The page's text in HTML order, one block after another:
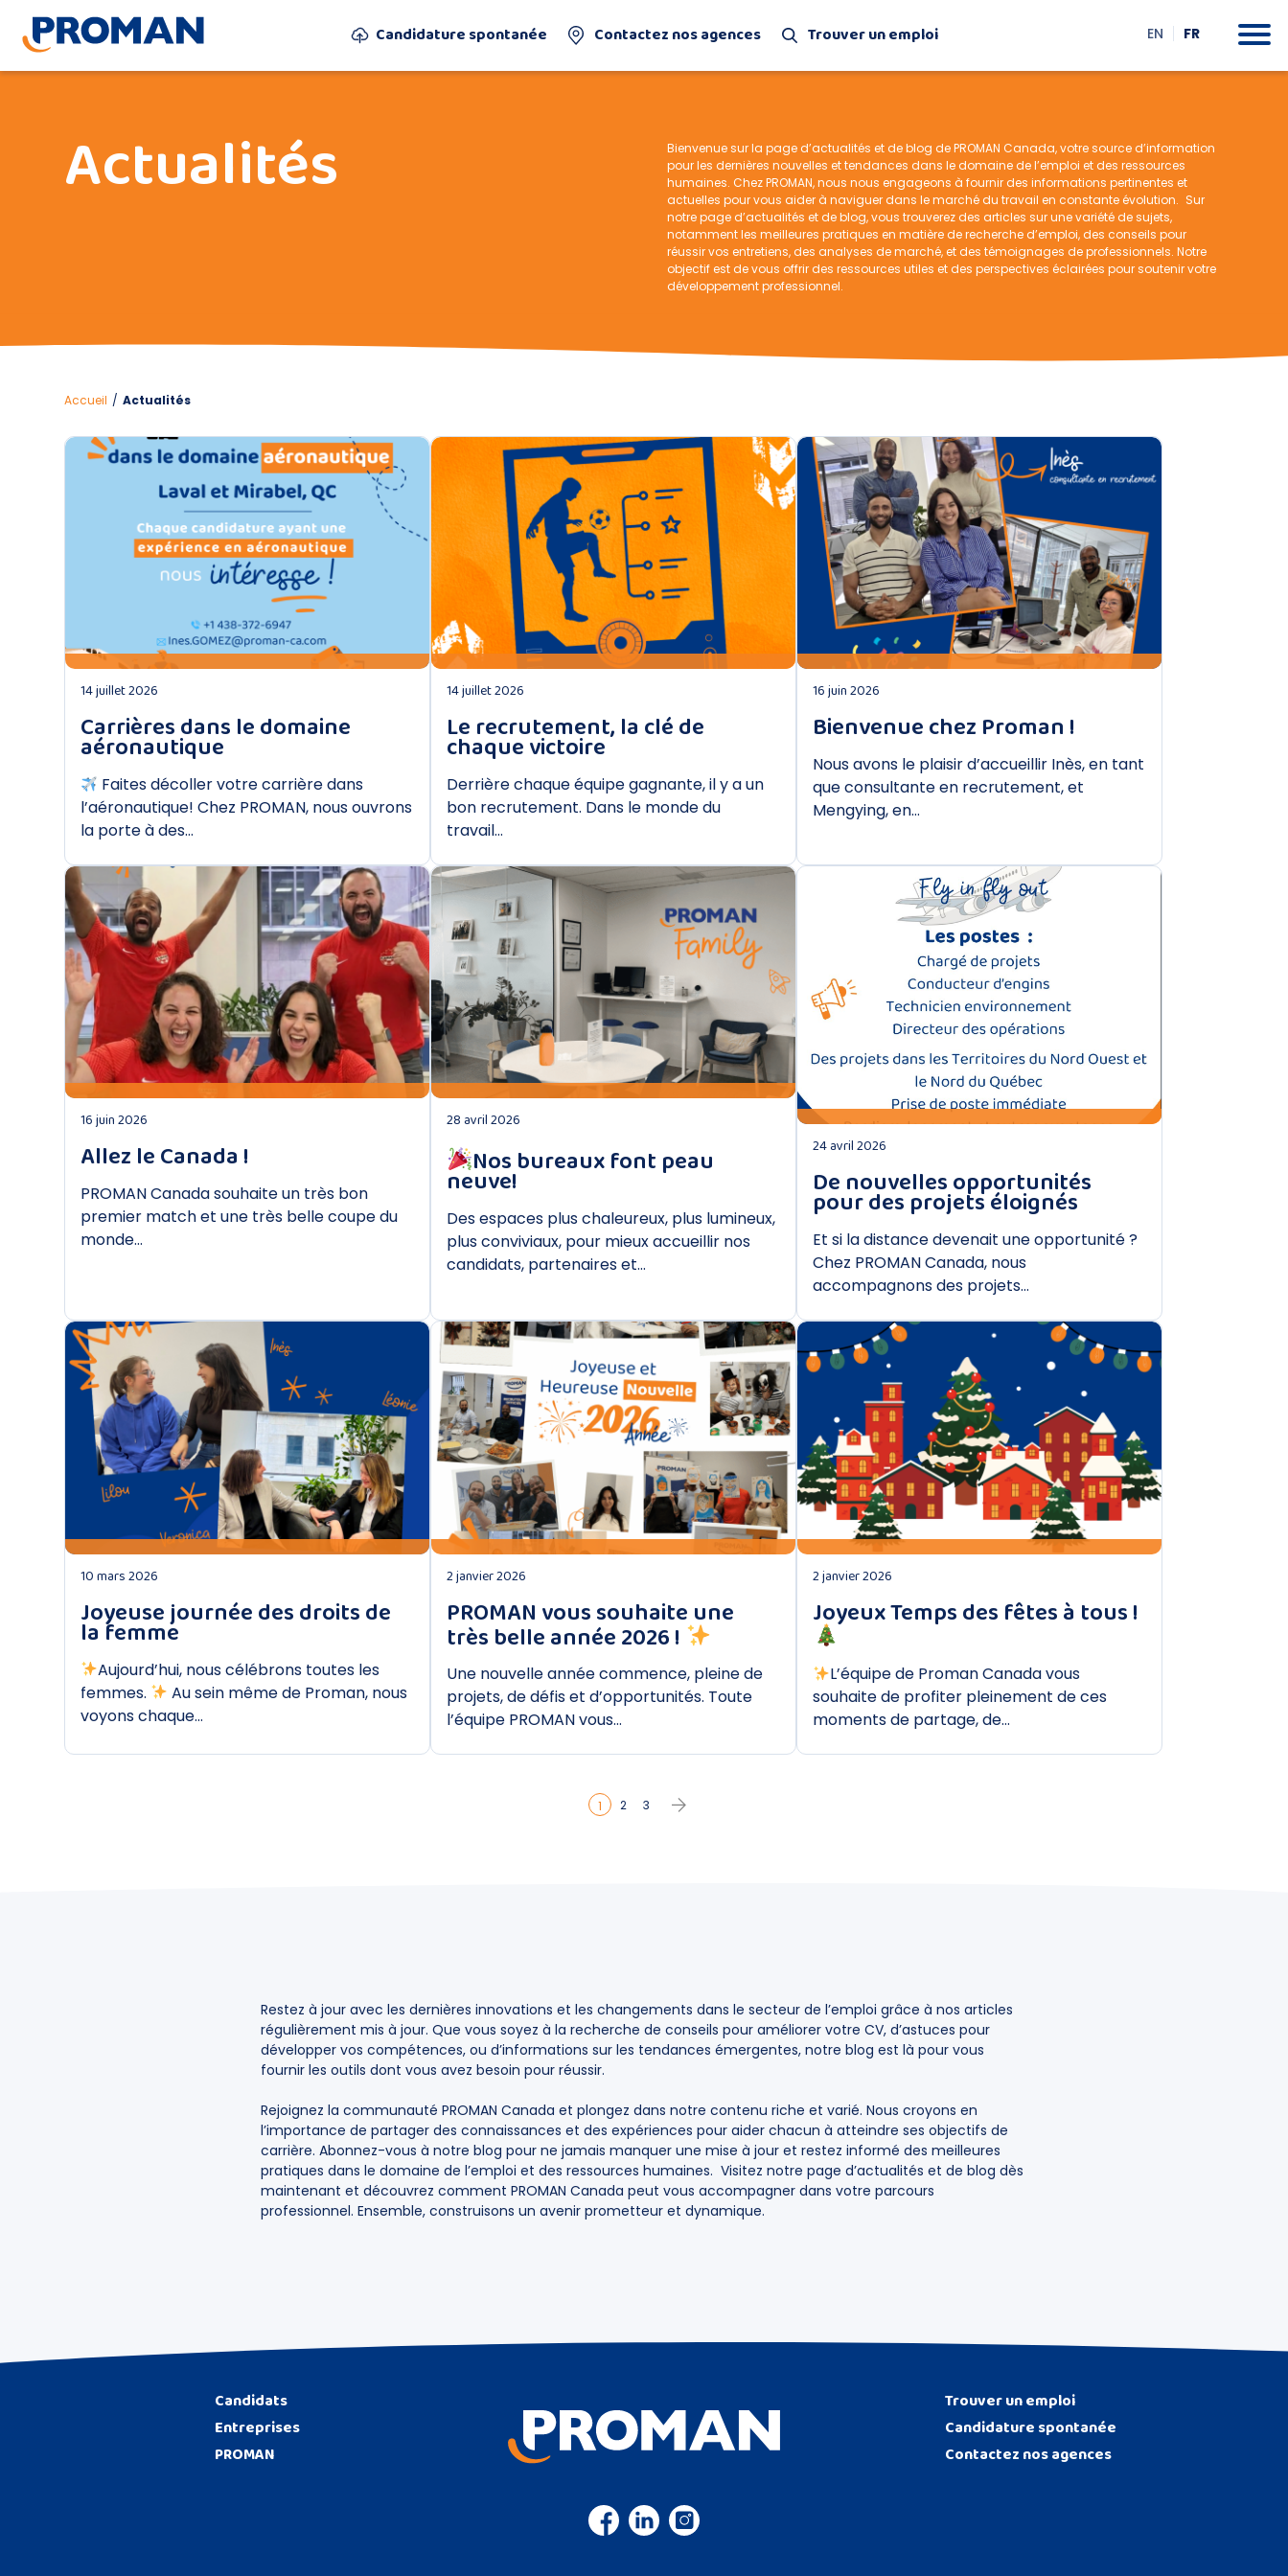
Candidature spontanée Contactez nos agences Trouver un emploi EN FR
Actualités
Bienvenue sur la page d’actualités et de blog de PROMAN Canada, votre source d’information
pour les dernières nouvelles et tendances dans le domaine de l’emploi et des ressources
humaines. Chez PROMAN, nous nous engageons à fournir des informations pertinentes et
actuelles pour vous aider à naviguer dans le marché du travail en constante évolution. Sur
notre page d’actualités et de blog, vous trouverez des articles sur une variété de sujets,
notamment les meilleures pratiques en matière de recherche d’emploi, des conseils pour
réussir vos entretiens, des analyses de marché, et des témoignages de professionnels. Notre
objectif est de vous offrir des ressources utiles et des perspectives éclairées pour soutenir votre
développement professionnel.
Accueil / Actualités
14 juillet 2026
Carrières dans le domaine
aéronautique
Faites décoller votre carrière dans
l’aéronautique! Chez PROMAN, nous ouvrons
la porte à des…
14 juillet 2026
Le recrutement, la clé de
chaque victoire
Derrière chaque équipe gagnante, il y a un
bon recrutement. Dans le monde du
travail…
16 juin 2026
Bienvenue chez Proman !
Nous avons le plaisir d’accueillir Inès, en tant
que consultante en recrutement, et
Mengying, en…
16 juin 2026
Allez le Canada !
PROMAN Canada souhaite un très bon
premier match et une très belle coupe du
monde…
28 avril 2026
Nos bureaux font peau
neuve!
Des espaces plus chaleureux, plus lumineux,
plus conviviaux, pour mieux accueillir nos
candidats, partenaires et…
24 avril 2026
De nouvelles opportunités
pour des projets éloignés
Et si la distance devenait une opportunité ?
Chez PROMAN Canada, nous
accompagnons des projets…
10 mars 2026
Joyeuse journée des droits de
la femme
Aujourd’hui, nous célébrons toutes les
femmes.
Au sein même de Proman, nous
voyons chaque…
2 janvier 2026
PROMAN vous souhaite une
très belle année 2026 !
Une nouvelle année commence, pleine de
projets, de défis et d’opportunités. Toute
l’équipe PROMAN vous…
2 janvier 2026
Joyeux Temps des fêtes à tous !
L’équipe de Proman Canada vous
souhaite de profiter pleinement de ces
moments de partage, de…
1 2 3
Restez à jour avec les dernières innovations et les changements dans le secteur de l’emploi grâce à nos articles
régulièrement mis à jour. Que vous soyez à la recherche de conseils pour améliorer votre CV, d’astuces pour
développer vos compétences, ou d’informations sur les tendances émergentes, notre blog est là pour vous
fournir les outils dont vous avez besoin pour réussir.
Rejoignez la communauté PROMAN Canada et plongez dans notre contenu riche et varié. Nous croyons en
l’importance de partager des connaissances et des expériences pour aider chacun à atteindre ses objectifs de
carrière. Abonnez-vous à notre blog pour ne jamais manquer une mise à jour et restez informé des meilleures
pratiques dans le domaine de l’emploi et des ressources humaines. Visitez notre page d’actualités et de blog dès
maintenant et découvrez comment PROMAN Canada peut vous accompagner dans votre parcours
professionnel. Ensemble, construisons un avenir prometteur et dynamique.
Candidats
Entreprises
PROMAN
Trouver un emploi
Candidature spontanée
Contactez nos agences